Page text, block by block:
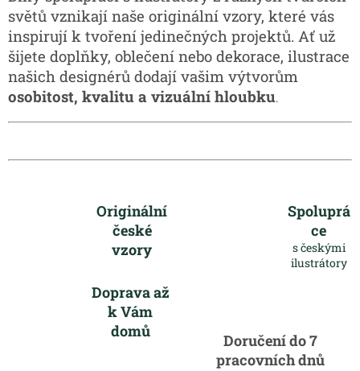
světů vznikají naše originální vzory, které vás
inspirují k tvoření jedinečných projektů. Ať už
šijete doplňky, oblečení nebo dekorace, ilustrace
našich designérů dodají vašim výtvorům
osobitost, kvalitu a vizuální hloubku.
Originální
české
vzory
Spoluprá
ce
s českými
ilustrátory
Doprava až
k Vám
domů
Doručení do 7
pracovních dnů